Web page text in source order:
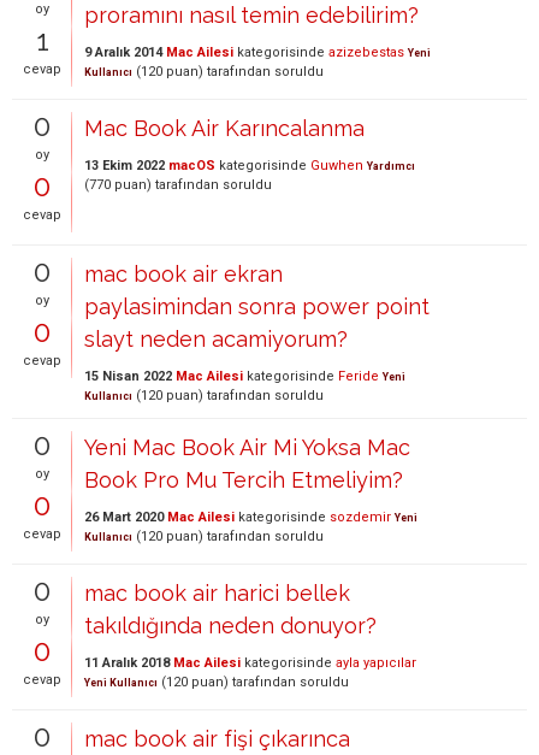
oy
1
cevap
proramını nasıl temin edebilirim?
9 Aralık 2014 Mac Ailesi kategorisinde azizebestas Yeni
Kullanıcı (120 puan) tarafından soruldu
0
oy
0
cevap
Mac Book Air Karıncalanma
13 Ekim 2022 macOS kategorisinde Guwhen Yardımcı
(770 puan) tarafından soruldu
0
oy
0
cevap
mac book air ekran
paylasimindan sonra power point
slayt neden acamiyorum?
15 Nisan 2022 Mac Ailesi kategorisinde Feride Yeni
Kullanıcı (120 puan) tarafından soruldu
0
oy
0
cevap
Yeni Mac Book Air Mi Yoksa Mac
Book Pro Mu Tercih Etmeliyim?
26 Mart 2020 Mac Ailesi kategorisinde sozdemir Yeni
Kullanıcı (120 puan) tarafından soruldu
0
oy
0
cevap
mac book air harici bellek
takıldığında neden donuyor?
11 Aralık 2018 Mac Ailesi kategorisinde ayla yapıcılar
Yeni Kullanıcı (120 puan) tarafından soruldu
0
mac book air fişi çıkarınca